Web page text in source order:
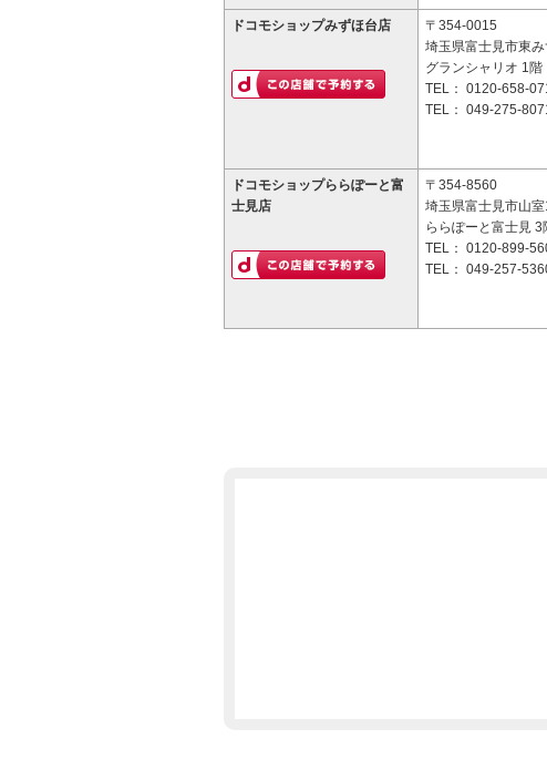
ドコモショップみずほ台店
〒354-0015
埼玉県富士見市東
グランシャリオ 1階
TEL： 0120-658-
TEL： 049-275-
ドコモショップららぽーと富
士見店
〒354-8560
埼玉県富士見市山
ららぽーと富士見 3
TEL： 0120-899-
TEL： 049-257-